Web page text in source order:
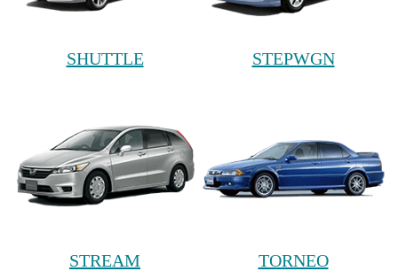
SHUTTLE STEPWGN
STREAM TORNEO